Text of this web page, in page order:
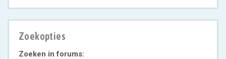
Zoekopties
Zoeken in forums: